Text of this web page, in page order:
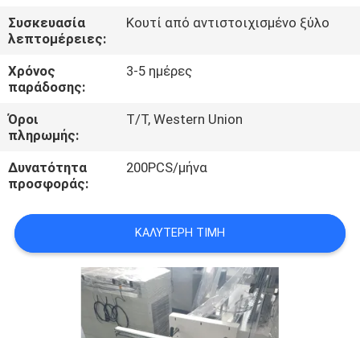
ΕΠΙΚΟΙΝΩΝΉΣΤΕ
ΜΑΖΊ
ΜΑΣ
ΝΈΑ
SHOPPING
ON
LINE
ΧΆΡΤΗΣ
ΙΣΤΟΣΕΛΊΔΑΣ
Συσκευασία
λεπτομέρειες:
Κουτί από αντιστοιχισμένο ξύλο
Χρόνος
παράδοσης:
3-5 ημέρες
Όροι
πληρωμής:
T/T, Western Union
Δυνατότητα
προσφοράς:
200PCS/μήνα
ΚΑΛΎΤΕΡΗ ΤΙΜΉ